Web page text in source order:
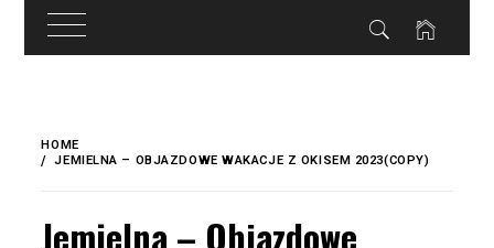
treści
content
HOME
JEMIELNA – OBJAZDOWE WAKACJE Z OKISEM 2023(COPY)
Jemielna – Objazdowe